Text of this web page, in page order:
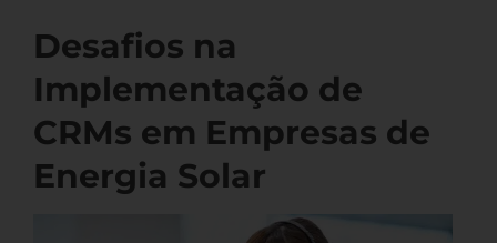
Desafios na
Implementação de
CRMs em Empresas de
Energia Solar